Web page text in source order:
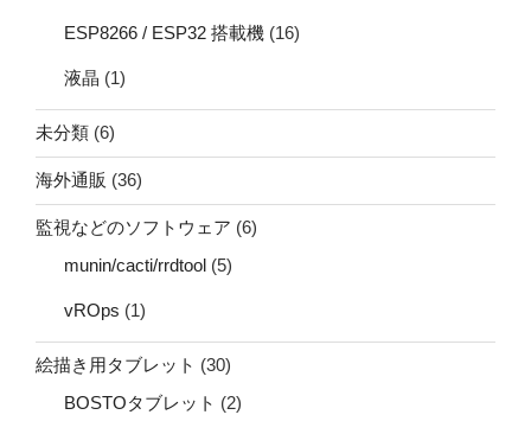
ESP8266 / ESP32 搭載機 (16)
液晶 (1)
未分類 (6)
海外通販 (36)
監視などのソフトウェア (6)
munin/cacti/rrdtool (5)
vROps (1)
絵描き用タブレット (30)
BOSTOタブレット (2)